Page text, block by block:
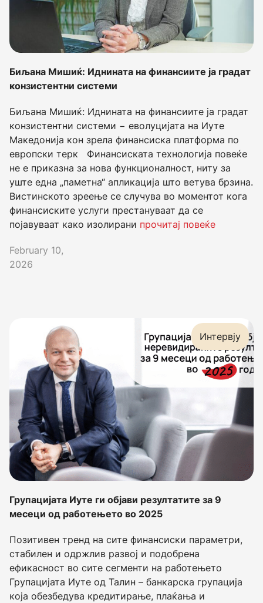
Биљана Мишиќ: Иднината на финансиите ја градат
конзистентни системи
Биљана Мишиќ: Иднината на финансиите ја градат
конзистентни системи − еволуцијата на Иуте
Македонија кон зрела финансиска платформа по
европски терк Финансиската технологија повеќе
не е приказна за нова функционалност, ниту за
уште една „паметна“ апликација што ветува брзина.
Вистинското зреење се случува во моментот кога
финансиските услуги престануваат да се
појавуваат како изолирани прочитај повеќе
February 10,
2026
Групацијата Иуте ги објави резултатите за 9
месеци од работењето во 2025
Позитивен тренд на сите финансиски параметри,
стабилен и одржлив развој и подобрена
ефикасност во сите сегменти на работењето
Групацијата Иуте од Талин – банкарска групација
која обезбедува кредитирање, плаќања и
Интервју